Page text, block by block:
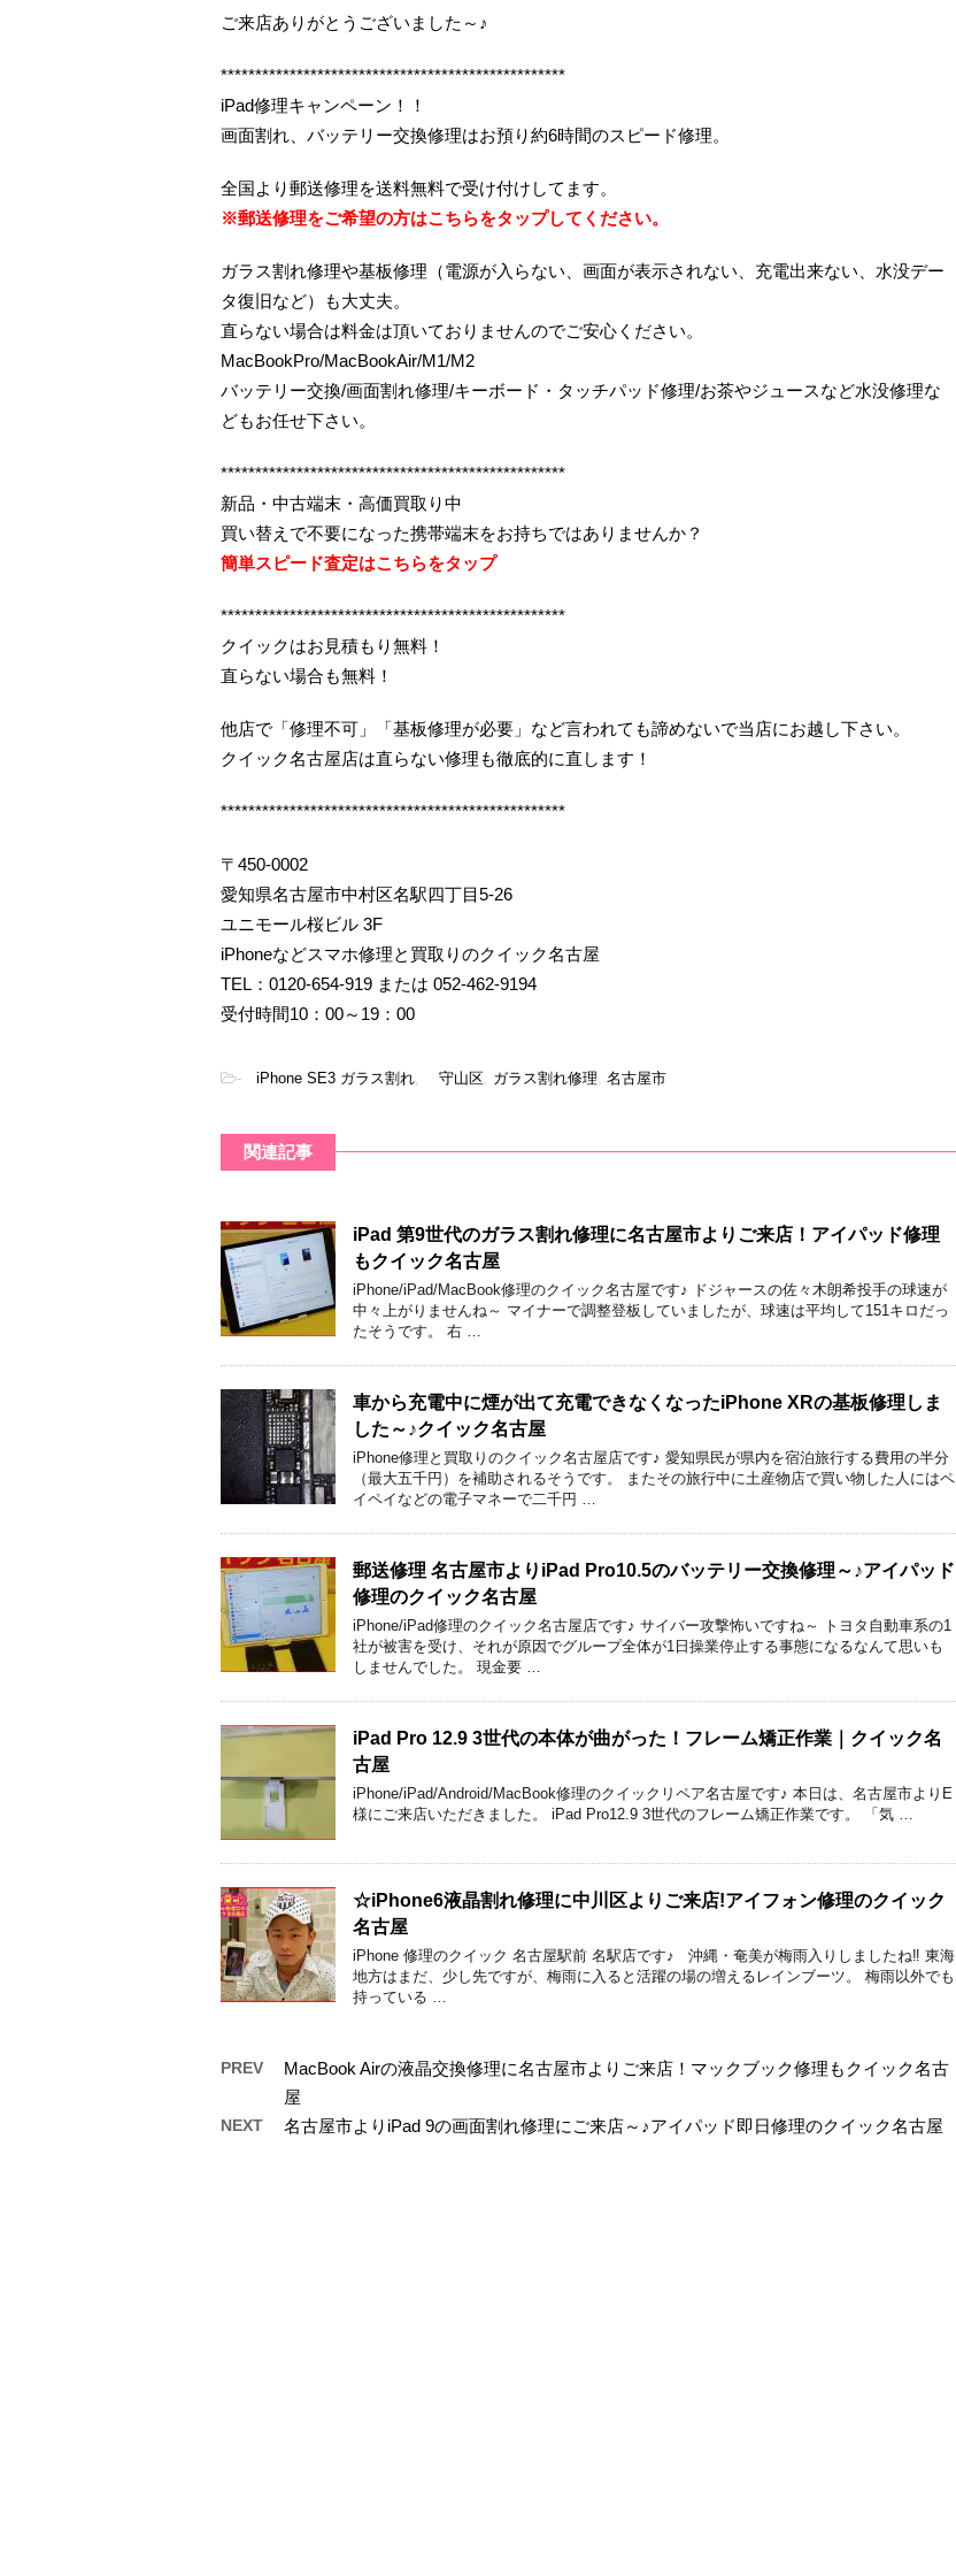
ご来店ありがとうございました～♪
**************************************************
iPad修理キャンペーン！！
画面割れ、バッテリー交換修理はお預り約6時間のスピード修理。
全国より郵送修理を送料無料で受け付けしてます。
※郵送修理をご希望の方はこちらをタップしてください。
ガラス割れ修理や基板修理（電源が入らない、画面が表示されない、充電出来ない、水没デー
タ復旧など）も大丈夫。
直らない場合は料金は頂いておりませんのでご安心ください。
MacBookPro/MacBookAir/M1/M2
バッテリー交換/画面割れ修理/キーボード・タッチパッド修理/お茶やジュースなど水没修理な
どもお任せ下さい。
**************************************************
新品・中古端末・高価買取り中
買い替えで不要になった携帯端末をお持ちではありませんか？
簡単スピード査定はこちらをタップ
**************************************************
クイックはお見積もり無料！
直らない場合も無料！
他店で「修理不可」「基板修理が必要」など言われても諦めないで当店にお越し下さい。
クイック名古屋店は直らない修理も徹底的に直します！
**************************************************
〒450-0002
愛知県名古屋市中村区名駅四丁目5-26
ユニモール桜ビル 3F
iPhoneなどスマホ修理と買取りのクイック名古屋
TEL：0120-654-919 または 052-462-9194
受付時間10：00～19：00
- iPhone SE3 ガラス割れ, 守山区, ガラス割れ修理, 名古屋市
関連記事
iPad 第9世代のガラス割れ修理に名古屋市よりご来店！アイパッド修理
もクイック名古屋
iPhone/iPad/MacBook修理のクイック名古屋です♪ ドジャースの佐々木朗希投手の球速が
中々上がりませんね～ マイナーで調整登板していましたが、球速は平均して151キロだっ
たそうです。 右 …
車から充電中に煙が出て充電できなくなったiPhone XRの基板修理しま
した～♪クイック名古屋
iPhone修理と買取りのクイック名古屋店です♪ 愛知県民が県内を宿泊旅行する費用の半分
（最大五千円）を補助されるそうです。 またその旅行中に土産物店で買い物した人にはペ
イペイなどの電子マネーで二千円 …
郵送修理 名古屋市よりiPad Pro10.5のバッテリー交換修理～♪アイパッド
修理のクイック名古屋
iPhone/iPad修理のクイック名古屋店です♪ サイバー攻撃怖いですね～ トヨタ自動車系の1
社が被害を受け、それが原因でグループ全体が1日操業停止する事態になるなんて思いも
しませんでした。 現金要 …
iPad Pro 12.9 3世代の本体が曲がった！フレーム矯正作業｜クイック名
古屋
iPhone/iPad/Android/MacBook修理のクイックリペア名古屋です♪ 本日は、名古屋市よりE
様にご来店いただきました。 iPad Pro12.9 3世代のフレーム矯正作業です。 「気 …
☆iPhone6液晶割れ修理に中川区よりご来店!アイフォン修理のクイック
名古屋
iPhone 修理のクイック 名古屋駅前 名駅店です♪ 沖縄・奄美が梅雨入りしましたね‼ 東海
地方はまだ、少し先ですが、梅雨に入ると活躍の場の増えるレインブーツ。 梅雨以外でも
持っている …
PREV
MacBook Airの液晶交換修理に名古屋市よりご来店！マックブック修理もクイック名古
屋
NEXT 名古屋市よりiPad 9の画面割れ修理にご来店～♪アイパッド即日修理のクイック名古屋